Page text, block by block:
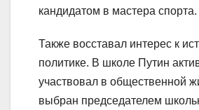
кандидатом в мастера спорта.
Также восставал интерес к
политике. В школе Путин
участвовал в общественной
выбран председателем